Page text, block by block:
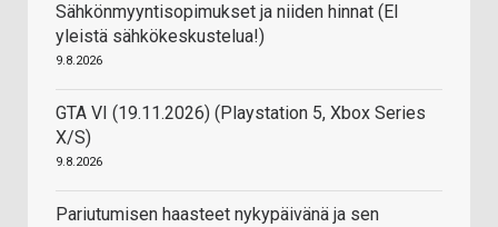
Sähkönmyyntisopimukset ja niiden hinnat (EI
yleistä sähkökeskustelua!)
9.8.2026
GTA VI (19.11.2026) (Playstation 5, Xbox Series
X/S)
9.8.2026
Pariutumisen haasteet nykypäivänä ja sen